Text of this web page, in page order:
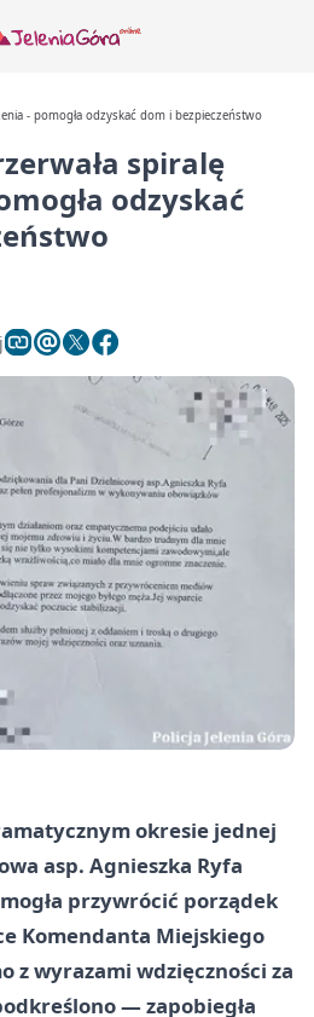
- pomogła odzyskać dom i bezpieczeństwo
spiralę
odzyskać
okresie jednej
asp. Agnieszka Ryfa
przywrócić porządek
Komendanta Miejskiego
z wyrazami wdzięczności za
— zapobiegła